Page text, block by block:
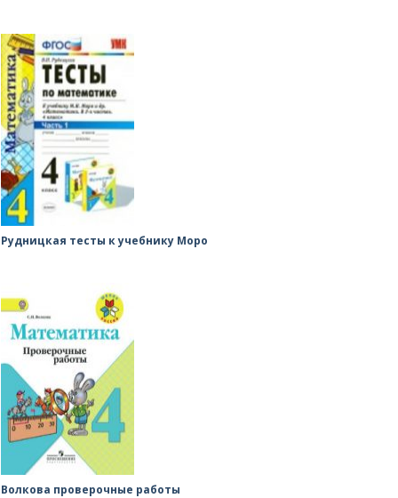
Рудницкая тесты к учебнику Моро
Волкова проверочные работы